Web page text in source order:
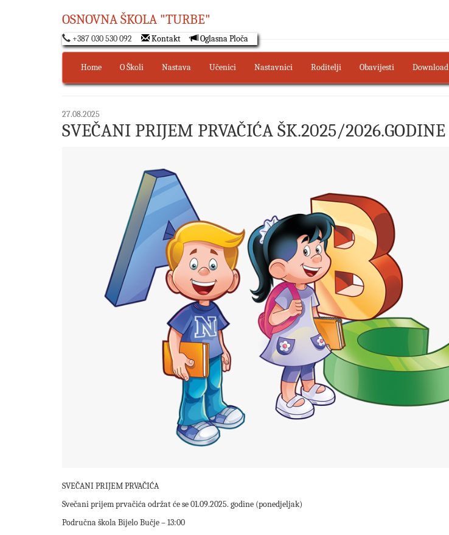
OSNOVNA ŠKOLA "TURBE"
+387 030 530 092 Kontakt Oglasna Ploča
Home O Školi Nastava Učenici Nastavnici Roditelji Obavijesti Download
27.08.2025
SVEČANI PRIJEM PRVAČIĆA ŠK.2025/2026.GODINE
SVEČANI PRIJEM PRVAČIĆA
Svečani prijem prvačića održat će se 01.09.2025. godine (ponedjeljak)
Područna škola Bijelo Bučje – 13:00